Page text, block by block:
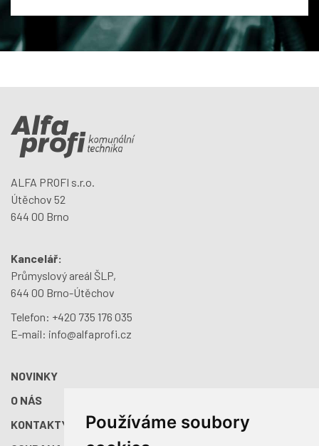
Používáme soubory
ALFA PROFI s.r.o.
Útěchov 52
644 00 Brno
Kancelář:
Průmyslový areál ŠLP,
644 00 Brno-Útěchov
Telefon: +420 735 176 035
E-mail: info@alfaprofi.cz
NOVINKY
O NÁS
KONTAKTY